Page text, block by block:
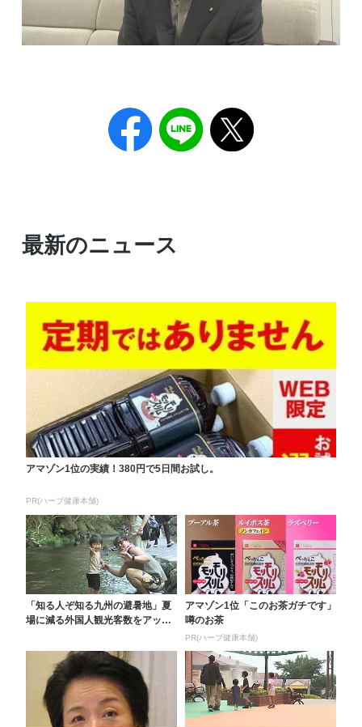
最新のニュース
アマゾン1位の実績！380円で5日間お試し。
PR(ハーブ健康本舗)
「知る人ぞ知る九州の避暑地」夏
場に減る外国人観光客数をアップ
アマゾン1位「このお茶ガチです」
噂のお茶
PR(ハーブ健康本舗)